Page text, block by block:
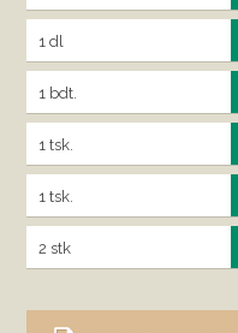
1 dl
1 bdt.
1 tsk.
1 tsk.
2 stk